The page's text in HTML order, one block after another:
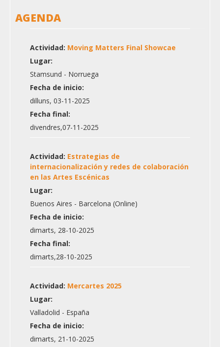
AGENDA
Actividad: Moving Matters Final Showcae
Lugar:
Stamsund - Norruega
Fecha de inicio:
dilluns, 03-11-2025
Fecha final:
divendres,07-11-2025
Actividad: Estrategias de
internacionalización y redes de colaboración
en las Artes Escénicas
Lugar:
Buenos Aires - Barcelona (Online)
Fecha de inicio:
dimarts, 28-10-2025
Fecha final:
dimarts,28-10-2025
Actividad: Mercartes 2025
Lugar:
Valladolid - España
Fecha de inicio:
dimarts, 21-10-2025